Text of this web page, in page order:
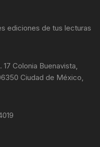
ediciones de tus lecturas
Colonia Buenavista,
Ciudad de México,